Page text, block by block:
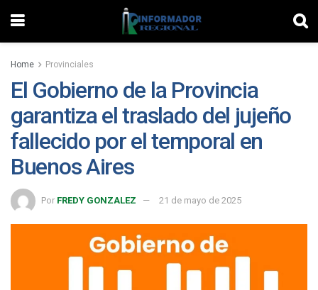
Home Provinciales
El Gobierno de la Provincia
garantiza el traslado del jujeño
fallecido por el temporal en
Buenos Aires
Por FREDY GONZALEZ 21 de mayo de 2025